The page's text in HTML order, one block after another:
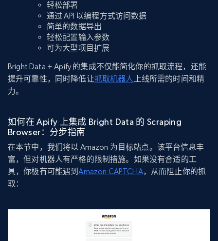
轻松部署
通过 API 以编程方式访问数据
简单的数据导出
轻松配置输入参数
可为大型项目扩展
Bright Data + Apify 的集成不仅能简化你的抓取流程，还能
提升可靠性，同时降低让抓取机器人上线所需的时间和精
力。
如何在 Apify 上集成 Bright Data 的 Scraping
Browser：分步指南
在本节中，我们将以 Amazon 为目标站点。该平台信息丰
富，但对机器人有严格的限制措施。如果没有合适的工
具，你极有可能遇到Amazon CAPTCHA，从而阻止你的抓
取：